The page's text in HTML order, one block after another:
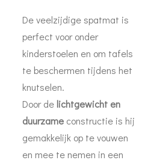
De veelzijdige spatmat is
perfect voor onder
kinderstoelen en om tafels
te beschermen tijdens het
knutselen.
Door de lichtgewicht en
duurzame constructie is hij
gemakkelijk op te vouwen
en mee te nemen in een